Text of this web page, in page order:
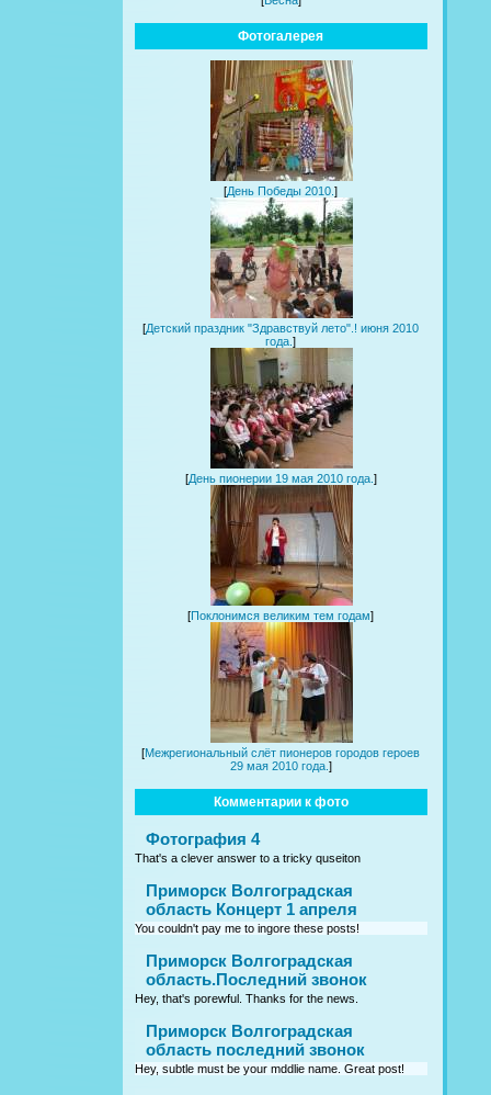
Фотогалерея
[День Победы 2010.]
[Детский праздник "Здравствуй лето".! июня 2010
года.]
[День пионерии 19 мая 2010 года. ]
[Поклонимся великим тем годам]
[Межрегиональный слёт пионеров городов героев
29 мая 2010 года. ]
Комментарии к фото
Фотография 4
That's a clever answer to a tricky quseiton
Приморск Волгоградская
область Концерт 1 апреля
You couldn't pay me to ingore these posts!
Приморск Волгоградская
область.Последний звонок
Hey, that's porewful. Thanks for the news.
Приморск Волгоградская
область последний звонок
Hey, subtle must be your mddlie name. Great post!